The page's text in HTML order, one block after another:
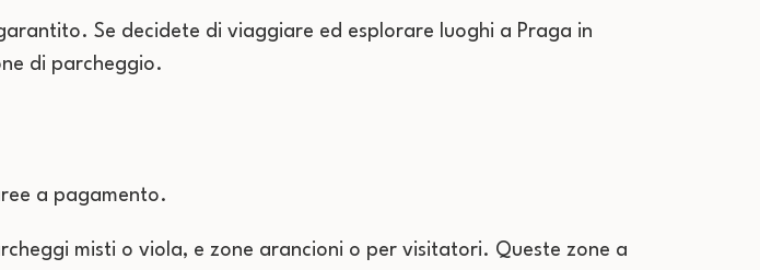
Se decidete di viaggiare ed esplorare luoghi a Praga in
di parcheggio.
a pagamento.
misti o viola, e zone arancioni o per visitatori. Queste zone a